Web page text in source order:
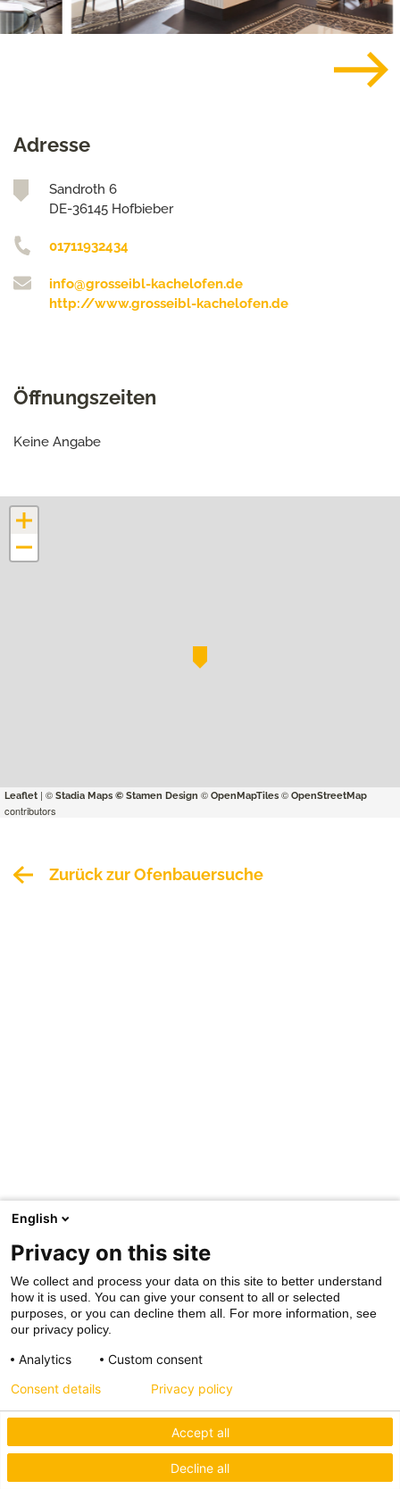
Adresse
Sandroth 6
DE-36145 Hofbieber
01711932434
info@grosseibl-kachelofen.de
http://www.grosseibl-kachelofen.de
Öffnungszeiten
Keine Angabe
+
−
Leaflet | © Stadia Maps © Stamen Design © OpenMapTiles © OpenStreetMap
contributors
Zurück zur Ofenbauersuche
English
Privacy on this site
We collect and process your data on this site to better understand
how it is used. You can give your consent to all or selected
purposes, or you can decline them all. For more information, see
our privacy policy.
Analytics Custom consent
Accept all
Decline all
Consent details Privacy policy